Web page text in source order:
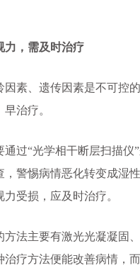
，需及时治疗
、遗传因素是不可控
治疗。
通过“光学相干断层扫描
警惕病情恶化转变成湿
受损，应及时治疗。
主要有激光光凝凝固
疗方法便能改善病情，